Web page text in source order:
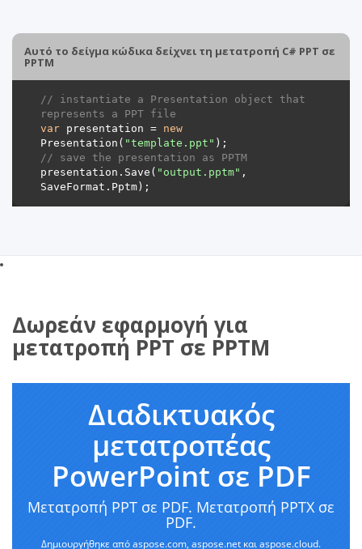
Αυτό το δείγμα κώδικα δείχνει τη μετατροπή C# PPT σε
PPTM
// instantiate a Presentation object that
represents a PPT file
var presentation = new
Presentation( "template.ppt"
// save the presentation as PPTM
presentation.Save( "output.pptm" ,
Δωρεάν εφαρμογή για
μετατροπή PPT σε PPTM